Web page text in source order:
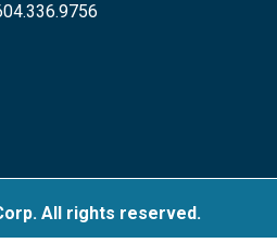
All rights reserved.